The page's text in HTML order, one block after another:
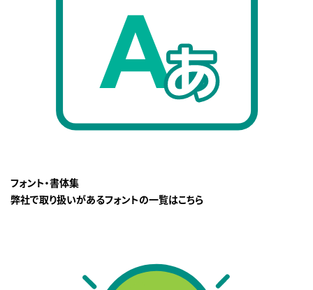
フォント・書体集
弊社で取り扱いがあるフォントの一覧はこちら